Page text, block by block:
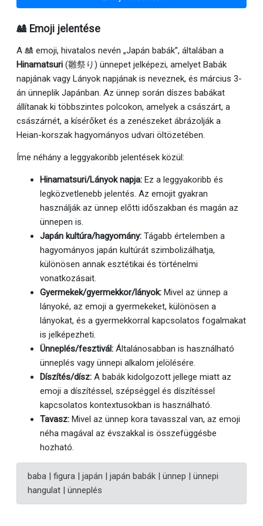
🎎 Emoji jelentése
A 🎎 emoji, hivatalos nevén „Japán babák”, általában a
Hinamatsuri (雛祭り) ünnepet jelképezi, amelyet Babák
napjának vagy Lányok napjának is neveznek, és március 3-
án ünneplik Japánban. Az ünnep során díszes babákat
állítanak ki többszintes polcokon, amelyek a császárt, a
császárnét, a kísérőket és a zenészeket ábrázolják a
Heian-korszak hagyományos udvari öltözetében.
Íme néhány a leggyakoribb jelentések közül:
Hinamatsuri/Lányok napja: Ez a leggyakoribb és
legközvetlenebb jelentés. Az emojit gyakran
használják az ünnep előtti időszakban és magán az
ünnepen is.
Japán kultúra/hagyomány: Tágabb értelemben a
hagyományos japán kultúrát szimbolizálhatja,
különösen annak esztétikai és történelmi
vonatkozásait.
Gyermekek/gyermekkor/lányok: Mivel az ünnep a
lányoké, az emoji a gyermekeket, különösen a
lányokat, és a gyermekkorral kapcsolatos fogalmakat
is jelképezheti.
Ünneplés/fesztivál: Általánosabban is használható
ünneplés vagy ünnepi alkalom jelölésére.
Díszítés/dísz: A babák kidolgozott jellege miatt az
emoji a díszítéssel, szépséggel és díszítéssel
kapcsolatos kontextusokban is használható.
Tavasz: Mivel az ünnep kora tavasszal van, az emoji
néha magával az évszakkal is összefüggésbe
hozható.
baba | figura | japán | japán babák | ünnep | ünnepi
hangulat | ünneplés